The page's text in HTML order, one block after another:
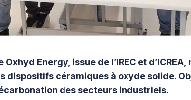
Energy, issue de l’IREC et
dispositifs céramiques à oxyde solide.
des secteurs industriels.